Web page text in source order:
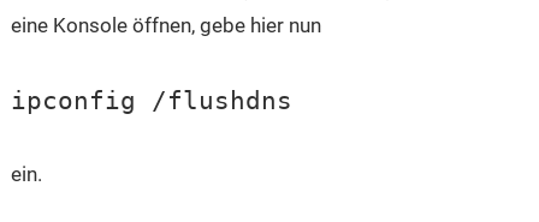
eine Konsole öffnen, gebe hier nun
ipconfig /flushdns
ein.